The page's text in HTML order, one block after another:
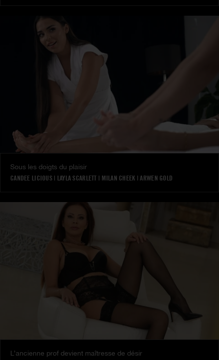
Sous les doigts du plaisir
CANDEE LICIOUS| LAYLA SCARLETT | MILAN CHEEK |ARWEN GOLD
L’ancienne prof devient maîtresse de désir